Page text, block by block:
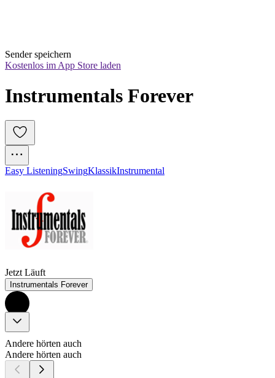
Sender speichern
Kostenlos im App Store laden
Instrumentals Forever
Easy ListeningSwingKlassikInstrumental
Jetzt Läuft
Instrumentals Forever
Andere hörten auch
Andere hörten auch